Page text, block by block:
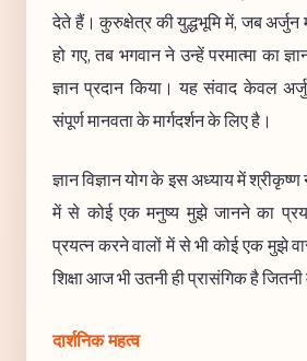
देते हैं। कुरुक्षेत्र की युद्धभूमि में, जब
हो गए, तब भगवान ने उन्हें परमात्मा का
ज्ञान प्रदान किया। यह संवाद केवल
संपूर्ण मानवता के मार्गदर्शन के लिए है।
ज्ञान विज्ञान योग के इस अध्याय में
में से कोई एक मनुष्य मुझे जानने का
प्रयत्न करने वालों में से भी कोई एक मुझे
शिक्षा आज भी उतनी ही प्रासंगिक है
दार्शनिक महत्व